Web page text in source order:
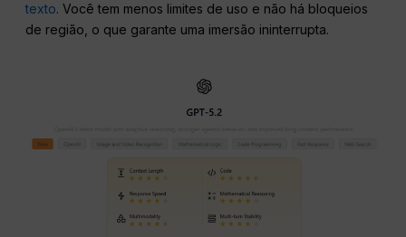
texto. Você tem menos limites de uso e não há bloqueios
de região, o que garante uma imersão ininterrupta.